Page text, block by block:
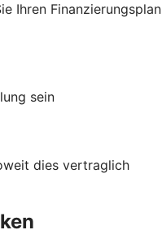
Ihren Finanzierungsplan
sein
dies vertraglich